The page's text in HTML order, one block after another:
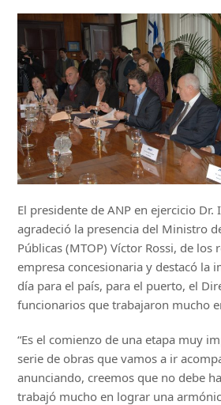
El presidente de ANP en ejercicio Dr.
agradeció la presencia del Ministro
Públicas (MTOP) Víctor Rossi, de los
empresa concesionaria y destacó la
día para el país, para el puerto, el
funcionarios que trabajaron mucho
“Es el comienzo de una etapa muy
serie de obras que vamos a ir
anunciando, creemos que no debe
trabajó mucho en lograr una